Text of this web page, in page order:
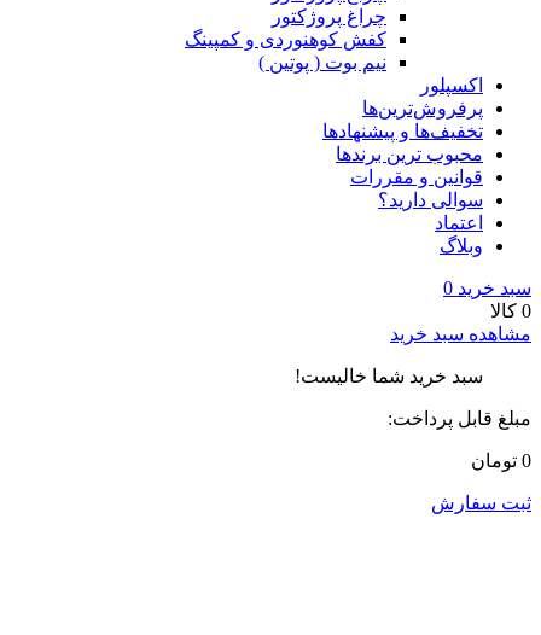
چراغ پروژکتور
کفش کوهنوردی و کمپینگ
نیم بوت ( پوتین )
اکسپلور
پرفروش‌ترین‌ها
تخفیف‌ها و پیشنهادها
محبوب ترین برندها
قوانین و مقررات
سوالی دارید؟
اعتماد
وبلاگ
سبد خرید 0
0 کالا
مشاهده سبد خرید
سبد خرید شما خالیست!
مبلغ قابل پرداخت:
0 تومان
ثبت سفارش